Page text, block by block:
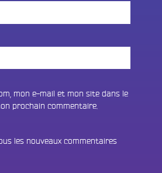
mon e-mail et mon site dans le
prochain commentaire.
les nouveaux commentaires